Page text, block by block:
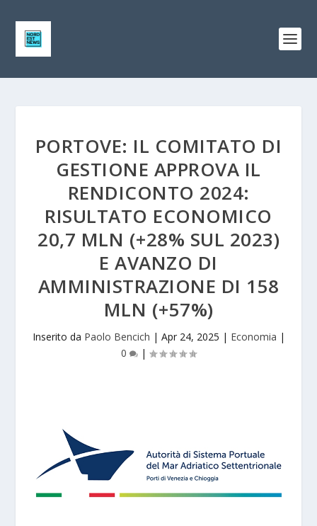
PORTOVE: IL COMITATO DI
GESTIONE APPROVA IL
RENDICONTO 2024:
RISULTATO ECONOMICO
20,7 MLN (+28% SUL 2023)
E AVANZO DI
AMMINISTRAZIONE DI 158
MLN (+57%)
Inserito da Paolo Bencich | Apr 24, 2025 | Economia |
0
|